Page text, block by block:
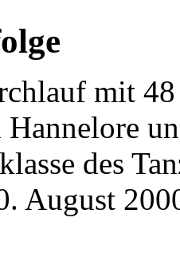
mit
Hannelore
des
August